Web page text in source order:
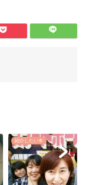
紹介したい本